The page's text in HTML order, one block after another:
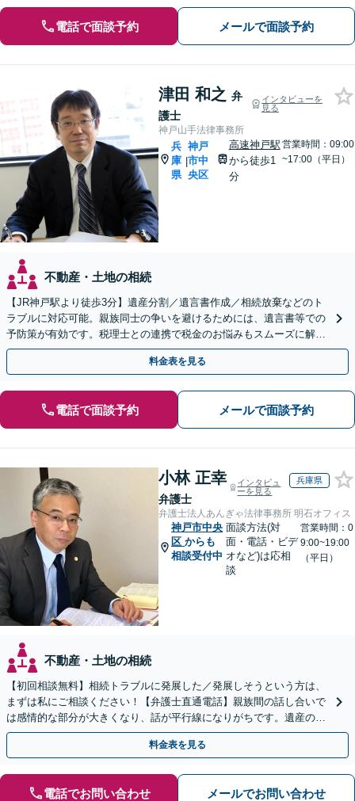
電話で面談予約 メールで面談予約
津田 和之 弁
護士
インタビューを
見る
神戸山手法律事務所
兵
庫
県
|
神戸
市中
央区
高速神戸駅
から徒歩1
分
営業時間：09:00
~17:00（平日）
不動産・土地の相続
【JR神戸駅より徒歩3分】遺産分割／遺言書作成／相続放棄などのト
ラブルに対応可能。親族同士の争いを避けるためには、遺言書等での
予防策が有効です。税理士との連携で税金のお悩みもスムーズに解決
【初回のご相談無料】【土日・夜間の受付可能】
料金表を見る
電話で面談予約 メールで面談予約
小林 正幸
弁護士
インタビュ
ーを見る
兵庫県
弁護士法人あんぎゃ法律事務所 明石オフィス
神戸市中央
区 からも
相談受付中
面談方法(対
面・電話・ビデ
オなど)は応相
談
営業時間：0
9:00~19:00
（平日）
不動産・土地の相続
【初回相談無料】相続トラブルに発展した／発展しそうという方は、
まずは私にご相談ください！【弁護士直通電話】親族間の話し合いで
は感情的な部分が大きくなり、話が平行線になりがちです。遺産の使
い込みもご相談ください。泥沼化する前にお電話ください。
料金表を見る
電話でお問い合わせ メールでお問い合わせ